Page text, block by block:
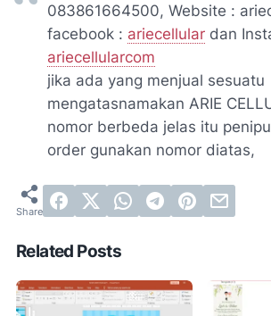
083861664500, Website :
facebook : ariecellular dan
ariecellularcom
jika ada yang menjual sesuatu
mengatasnamakan ARIE
nomor berbeda jelas itu
order gunakan nomor diatas,
Related Posts